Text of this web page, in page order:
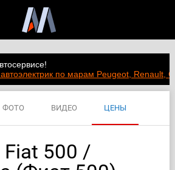
по марам Peugeot, Renault,
ФОТО ВИДЕО ЦЕНЫ
500 /